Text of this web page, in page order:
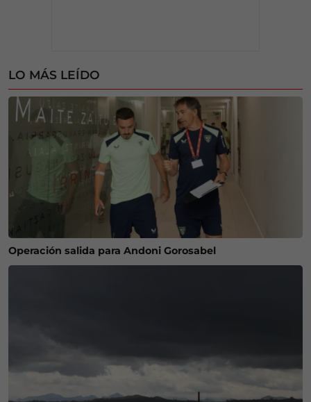
LO MÁS LEÍDO
Operación salida para Andoni Gorosabel